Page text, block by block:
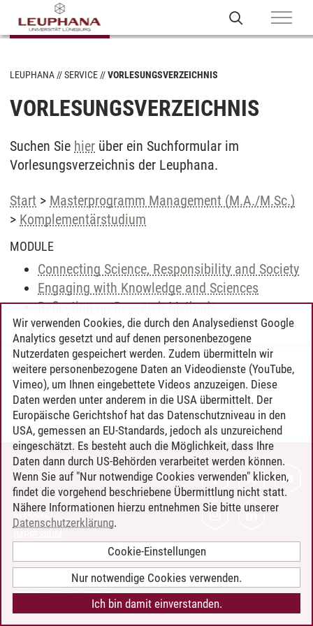
LEUPHANA SERVICE VORLESUNGSVERZEICHNIS
VORLESUNGSVERZEICHNIS
Suchen Sie hier über ein Suchformular im
Vorlesungsverzeichnis der Leuphana.
Start > Masterprogramm Management (M.A./M.Sc.)
> Komplementärstudium
MODULE
Connecting Science, Responsibility and Society
Engaging with Knowledge and Sciences
Reflecting on Research Methods
Timo Leder/30.06.2024
KONTAKT
LEUPHANA ALS ARBEITGEBER
INTRANET
BARRIEREFREIHEIT
COOKIE-EINSTELLUNGEN
Wir verwenden Cookies, die durch den Analysedienst Google
Analytics gesetzt und auf denen personenbezogene
Nutzerdaten gespeichert werden. Zudem übermitteln wir
weitere personenbezogene Daten an Videodienste (YouTube,
Vimeo), um Ihnen eingebettete Videos anzuzeigen. Diese
Daten werden unter anderem in die USA übermittelt. Der
Europäische Gerichtshof hat das Datenschutzniveau in den
USA, gemessen an EU-Standards, jedoch als unzureichend
eingeschätzt. Es besteht auch die Möglichkeit, dass Ihre
Daten dann durch US-Behörden verarbeitet werden können.
Wenn Sie auf "Nur notwendige Cookies verwenden" klicken,
findet die vorgehend beschriebene Übermittlung nicht statt.
Nähere Informationen hierzu entnehmen Sie bitte unserer
Datenschutzerklärung.
Cookie-Einstellungen
Nur notwendige Cookies verwenden.
Ich bin damit einverstanden.